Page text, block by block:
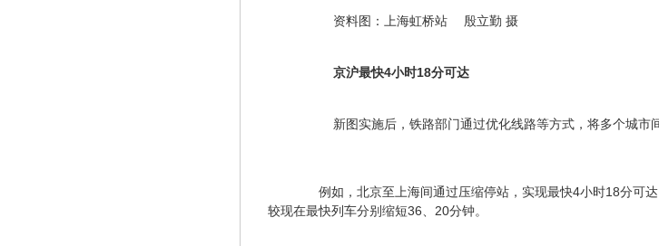
资料图：上海虹桥站 　殷立勤 摄
京沪最快4小时18分可达
新图实施后，铁路部门通过优化线路等方式，将多个城市间
例如，北京至上海间通过压缩停站，实现最快4小时18分可达
较现在最快列车分别缩短36、20分钟。